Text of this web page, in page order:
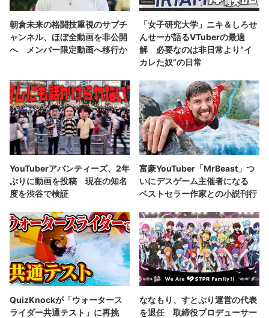
朝倉未来の格闘技重視のサブチ
ャンネル、ほぼ全動画を非公開
へ メンバー限定動画へ移行か
「女子研究大学」ニキ＆しろせ
んせーが語るVTuberの最適
解 必要なのは非日常より“イ
カレた奴”の日常
YouTuberアバンティーズ、2年
ぶりに動画を投稿 現在の知名
度を渋谷で検証
富豪YouTuber「MrBeast」つ
いにデスゲーム主催者になる
ベストセラー作家との小説刊行
QuizKnockが「ウォータース
ライダー共通テスト」に再挑
ななもり、すとぷり運営の代表
を退任 取締役プロデューサー